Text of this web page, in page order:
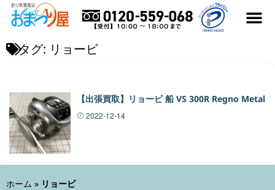
タグ: リョービ
【出張買取】リョービ 船 VS 300R Regno Metal
2022-12-14
ホーム » リョービ